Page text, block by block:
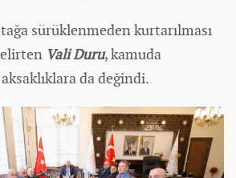
sürüklenmeden kurtarılması
Vali Duru, kamuda
da değindi.